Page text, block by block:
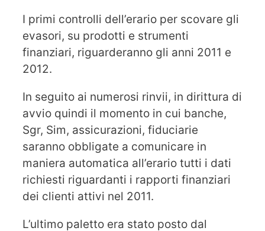
I primi controlli dell’erario per scovare gli
evasori, su prodotti e strumenti
finanziari, riguarderanno gli anni 2011 e
2012.
In seguito ai numerosi rinvii, in dirittura di
avvio quindi il momento in cui banche,
Sgr, Sim, assicurazioni, fiduciarie
saranno obbligate a comunicare in
maniera automatica all’erario tutti i dati
richiesti riguardanti i rapporti finanziari
dei clienti attivi nel 2011.
L’ultimo paletto era stato posto dal